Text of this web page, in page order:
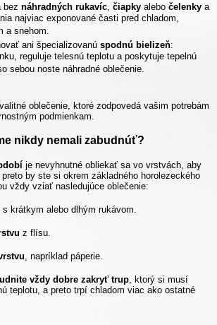
bez náhradných rukavíc čiapky alebo čelenky a
najviac exponované časti pred chladom,
a snehom.
ani špecializovanú spodnú bielizeň:
reguluje telesnú teplotu a poskytuje tepelnú
sebou noste náhradné oblečenie.
oblečenie, ktoré zodpovedá vašim potrebám
podmienkam.
nikdy nemali zabudnúť?
je nevyhnutné obliekať sa vo vrstvách, aby
by ste si okrem základného horolezeckého
vždy vziať nasledujúce oblečenie:
s krátkym alebo dlhým rukávom.
z flísu.
, napríklad páperie.
vždy dobre zakryť trup , ktorý si musí
teplotu, a preto trpí chladom viac ako ostatné